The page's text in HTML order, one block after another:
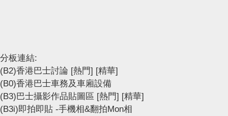
分板連結:
(B2)香港巴士討論 [熱門] [精華]
(B0)香港巴士車務及車廂設備
(B3)巴士攝影作品貼圖區 [熱門] [精華]
(B3i)即拍即貼 -手機相&翻拍Mon相